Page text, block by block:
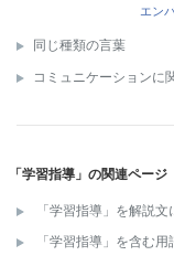
エン
同じ種類の言葉
コミュニケーションに
「学習指導」の関連ページ
「学習指導」を解説
「学習指導」を含む用